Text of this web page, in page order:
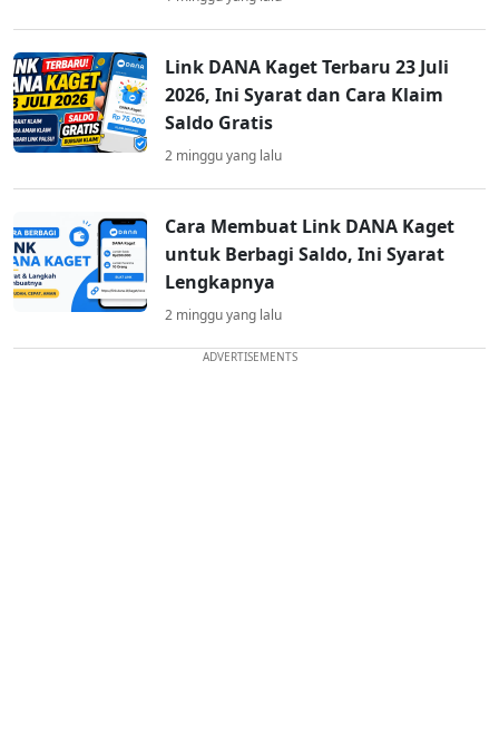
Link DANA Kaget Terbaru 23 Juli
2026, Ini Syarat dan Cara Klaim
Saldo Gratis
2 minggu yang lalu
Cara Membuat Link DANA Kaget
untuk Berbagi Saldo, Ini Syarat
Lengkapnya
2 minggu yang lalu
ADVERTISEMENTS